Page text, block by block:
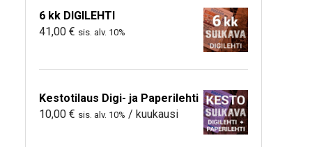
6 kk DIGILEHTI
41,00 € sis. alv. 10%
Kestotilaus Digi- ja Paperilehti
10,00 € sis. alv. 10% / kuukausi